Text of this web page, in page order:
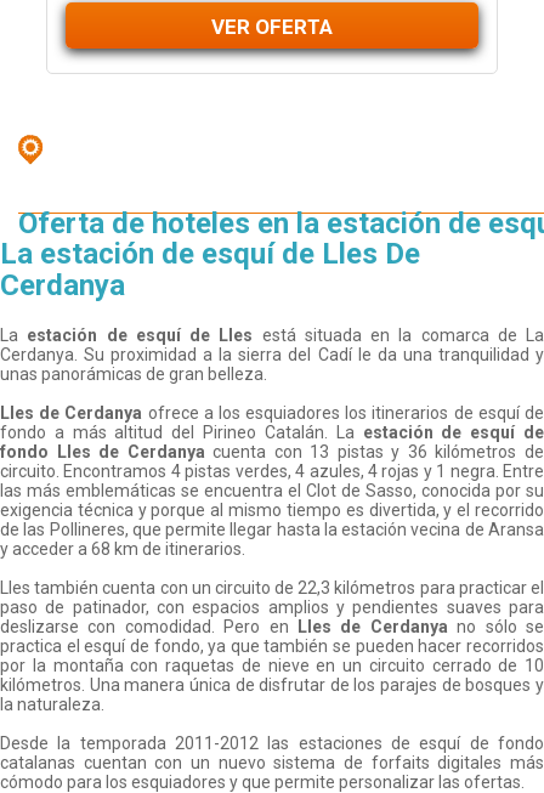
VER OFERTA
Oferta de hoteles en la estación de
La estación de esquí de Lles De
Cerdanya
La estación de esquí de Lles está situada en la comarca de La
Cerdanya. Su proximidad a la sierra del Cadí le da una tranquilidad y
unas panorámicas de gran belleza.
Lles de Cerdanya ofrece a los esquiadores los itinerarios de esquí de
fondo a más altitud del Pirineo Catalán. La estación de esquí de
fondo Lles de Cerdanya cuenta con 13 pistas y 36 kilómetros de
circuito. Encontramos 4 pistas verdes, 4 azules, 4 rojas y 1 negra. Entre
las más emblemáticas se encuentra el Clot de Sasso, conocida por su
exigencia técnica y porque al mismo tiempo es divertida, y el recorrido
de las Pollineres, que permite llegar hasta la estación vecina de Aransa
y acceder a 68 km de itinerarios.
Lles también cuenta con un circuito de 22,3 kilómetros para practicar el
paso de patinador, con espacios amplios y pendientes suaves para
deslizarse con comodidad. Pero en
Lles de Cerdanyano sólo se
practica el esquí de fondo, ya que también se pueden hacer recorridos
por la montaña con raquetas de nieve en un circuito cerrado de 10
kilómetros. Una manera única de disfrutar de los parajes de bosques y
la naturaleza.
Desde la temporada 2011-2012 las estaciones de esquí de fondo
catalanas cuentan con un nuevo sistema de forfaits digitales más
cómodo para los esquiadores y que permite personalizar las ofertas.